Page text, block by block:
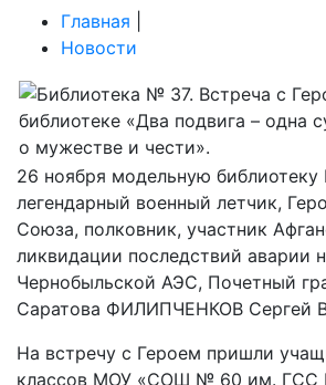
Главная
Новости
26 ноября модельную
легендарный военный летчик,
Союза, полковник, участник
ликвидации последствий аварии
Чернобыльской АЭС, Почетный
Саратова ФИЛИПЧЕНКОВ Сергей
На встречу с Героем пришли
классов МОУ «СОШ № 60 им. ГСС